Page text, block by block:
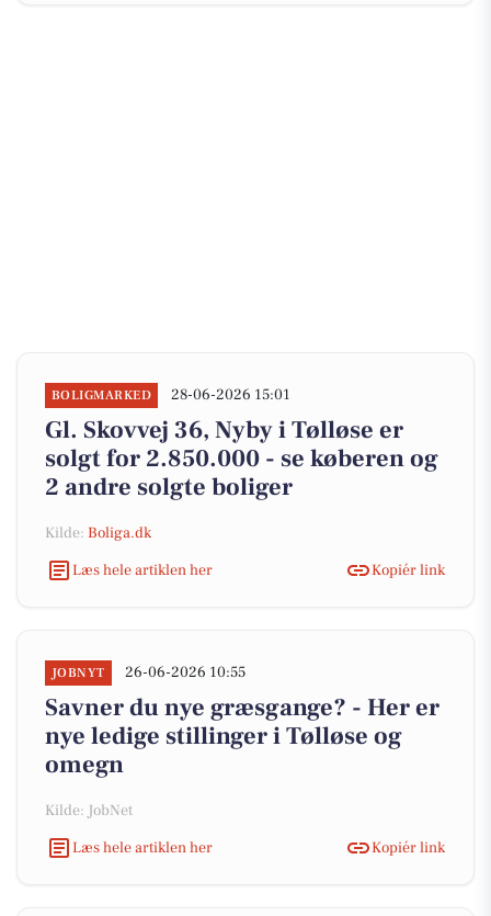
BOLIGMARKED 28-06-2026 15:01
Gl. Skovvej 36, Nyby i Tølløse er
solgt for 2.850.000 - se køberen og
2 andre solgte boliger
Kilde: Boliga.dk
Læs hele artiklen her
Kopiér link
JOBNYT 26-06-2026 10:55
Savner du nye græsgange? - Her er
nye ledige stillinger i Tølløse og
omegn
Kilde: JobNet
Læs hele artiklen her
Kopiér link